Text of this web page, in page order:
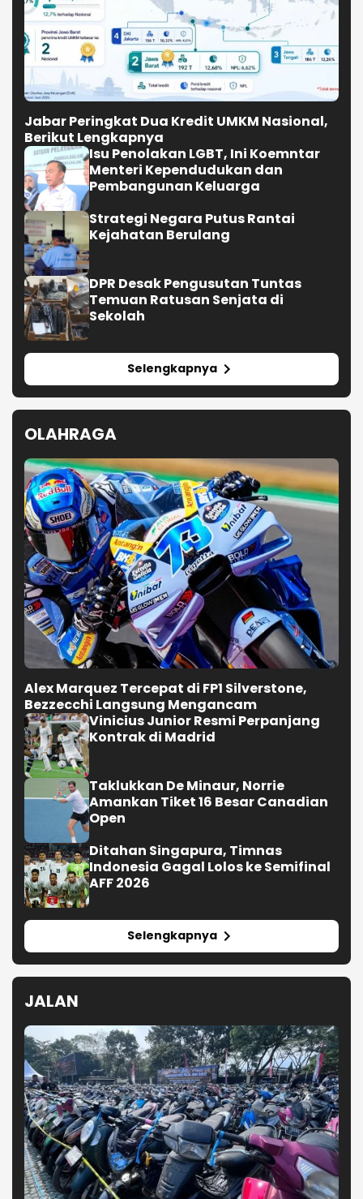
Jabar Peringkat Dua Kredit UMKM Nasional,
Berikut Lengkapnya
Isu Penolakan LGBT, Ini Koemntar
Menteri Kependudukan dan
Pembangunan Keluarga
Strategi Negara Putus Rantai
Kejahatan Berulang
DPR Desak Pengusutan Tuntas
Temuan Ratusan Senjata di
Sekolah
Selengkapnya
OLAHRAGA
Alex Marquez Tercepat di FP1 Silverstone,
Bezzecchi Langsung Mengancam
Vinicius Junior Resmi Perpanjang
Kontrak di Madrid
Taklukkan De Minaur, Norrie
Amankan Tiket 16 Besar Canadian
Open
Ditahan Singapura, Timnas
Indonesia Gagal Lolos ke Semifinal
AFF 2026
Selengkapnya
JALAN